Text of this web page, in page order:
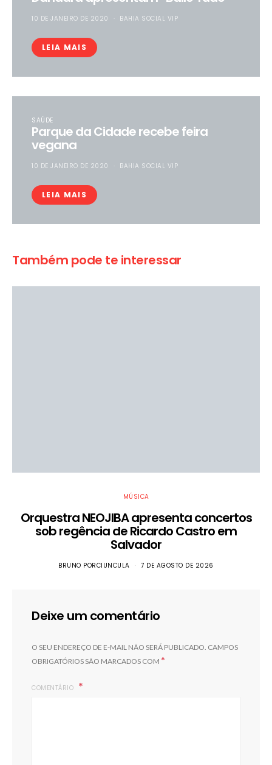
10 DE JANEIRO DE 2020 BAHIA SOCIAL VIP
LEIA MAIS
SAÚDE
Parque da Cidade recebe feira
vegana
10 DE JANEIRO DE 2020 BAHIA SOCIAL VIP
LEIA MAIS
Também pode te interessar
MÚSICA
Orquestra NEOJIBA apresenta concertos
sob regência de Ricardo Castro em
Salvador
BRUNO PORCIUNCULA 7 DE AGOSTO DE 2026
Deixe um comentário
O SEU ENDEREÇO DE E-MAIL NÃO SERÁ PUBLICADO. CAMPOS
OBRIGATÓRIOS SÃO MARCADOS COM *
COMENTÁRIO